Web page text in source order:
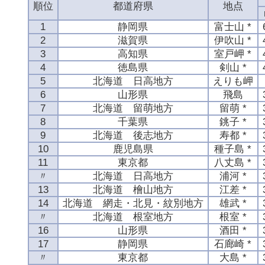
順位 都道府県 地点
1
静岡県 富士山 *
2
滋賀県 伊吹山 *
3
高知県 室戸岬 *
4
徳島県 剣山 *
5
北海道 日高地方
えりも岬
6
山形県 飛島
7
北海道 留萌地方 留萌 *
8
千葉県 銚子 *
9
北海道 後志地方 寿都 *
10
鹿児島県 種子島 *
11
東京都 八丈島 *
〃
北海道 日高地方 浦河 *
13
北海道 檜山地方 江差 *
14
北海道 網走・北見・紋別地方 雄武 *
〃
北海道 根室地方 根室 *
16
山形県 酒田 *
17
静岡県 石廊崎 *
〃
東京都 大島 *